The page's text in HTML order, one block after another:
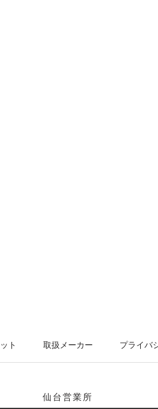
ト 取扱メーカー プライバ
仙台営業所